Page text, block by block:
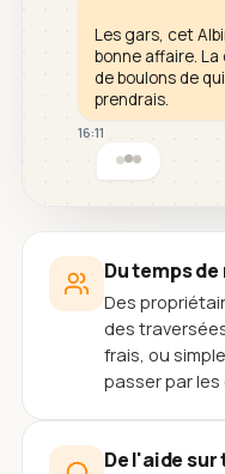
Les gars, cet
bonne affaire.
de boulons de
prendrais.
16:11
Du temps
Des
des
frais, ou
passer par
De l'aide